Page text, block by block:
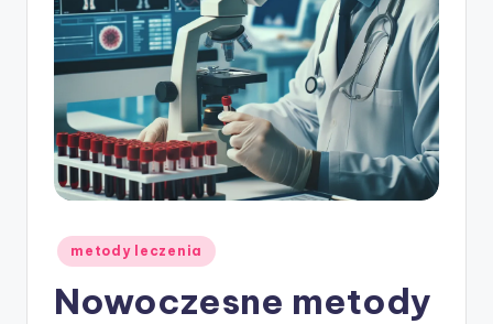
w
ie
Posted
in
metody leczenia
Nowoczesne metody